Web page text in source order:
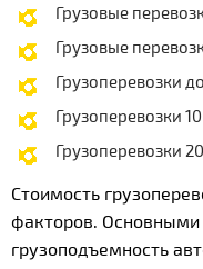
Грузовые
Грузовые
Грузоперевозки
Грузоперевозки
Грузоперевозки
Стоимость
факторов.
грузоподъемность